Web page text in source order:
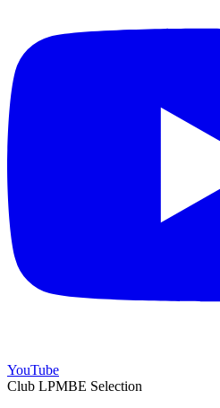
YouTube
Club LPMBE Selection